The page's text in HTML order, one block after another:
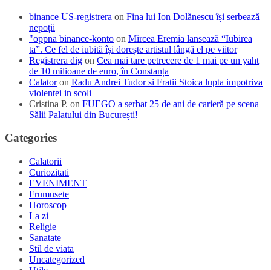
binance US-registrera on Fina lui Ion Dolănescu își serbează
nepoții
"oppna binance-konto on Mircea Eremia lansează “Iubirea
ta”. Ce fel de iubită își dorește artistul lângă el pe viitor
Registrera dig on Cea mai tare petrecere de 1 mai pe un yaht
de 10 milioane de euro, în Constanța
Calatoron Radu Andrei Tudor si Fratii Stoica lupta impotriva
violentei in scoli
Cristina P. on FUEGO a serbat 25 de ani de carieră pe scena
Sălii Palatului din București!
Categories
Calatorii
Curiozitati
EVENIMENT
Frumusete
Horoscop
La zi
Religie
Sanatate
Stil de viata
Uncategorized